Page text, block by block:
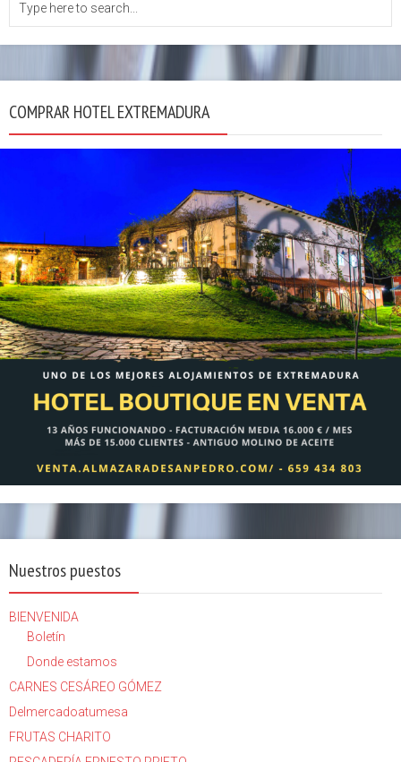
COMPRAR HOTEL EXTREMADURA
Nuestros puestos
BIENVENIDA
Boletín
Donde estamos
CARNES CESÁREO GÓMEZ
Delmercadoatumesa
FRUTAS CHARITO